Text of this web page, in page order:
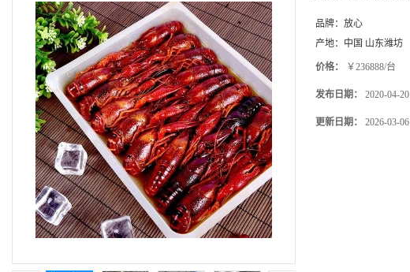
品牌： 放心
产地： 中国 山东潍坊
价格： ￥236888/台
发布日期： 2020-04-20
更新日期： 2026-03-06